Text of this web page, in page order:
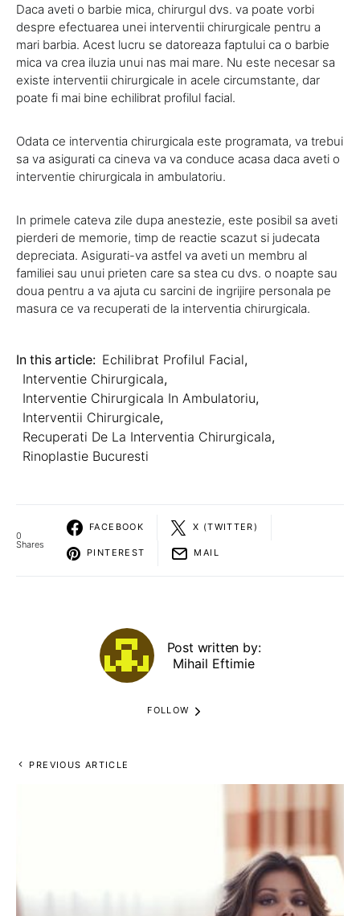
Daca aveti o barbie mica, chirurgul dvs. va poate vorbi
despre efectuarea unei interventii chirurgicale pentru a
mari barbia. Acest lucru se datoreaza faptului ca o barbie
mica va crea iluzia unui nas mai mare. Nu este necesar sa
existe interventii chirurgicale in acele circumstante, dar
poate fi mai bine echilibrat profilul facial.
Odata ce interventia chirurgicala este programata, va trebui
sa va asigurati ca cineva va va conduce acasa daca aveti o
interventie chirurgicala in ambulatoriu.
In primele cateva zile dupa anestezie, este posibil sa aveti
pierderi de memorie, timp de reactie scazut si judecata
depreciata. Asigurati-va astfel va aveti un membru al
familiei sau unui prieten care sa stea cu dvs. o noapte sau
doua pentru a va ajuta cu sarcini de ingrijire personala pe
masura ce va recuperati de la interventia chirurgicala.
In this article: Echilibrat Profilul Facial,
Interventie Chirurgicala,
Interventie Chirurgicala In Ambulatoriu,
Interventii Chirurgicale,
Recuperati De La Interventia Chirurgicala,
Rinoplastie Bucuresti
0
Shares
FACEBOOK X (TWITTER)
PINTEREST MAIL
Post written by:
Mihail Eftimie
FOLLOW
PREVIOUS ARTICLE